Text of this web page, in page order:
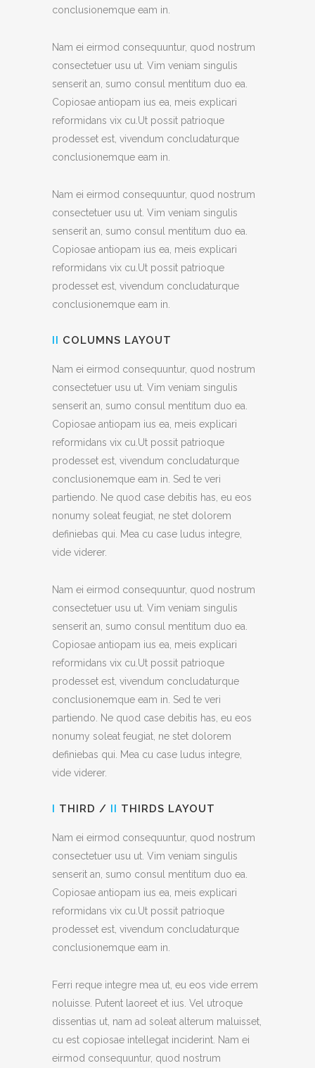
conclusionemque eam in.
Nam ei eirmod consequuntur, quod nostrum
consectetuer usu ut. Vim veniam singulis
senserit an, sumo consul mentitum duo ea.
Copiosae antiopam ius ea, meis explicari
reformidans vix cu.Ut possit patrioque
prodesset est, vivendum concludaturque
conclusionemque eam in.
Nam ei eirmod consequuntur, quod nostrum
consectetuer usu ut. Vim veniam singulis
senserit an, sumo consul mentitum duo ea.
Copiosae antiopam ius ea, meis explicari
reformidans vix cu.Ut possit patrioque
prodesset est, vivendum concludaturque
conclusionemque eam in.
II COLUMNS LAYOUT
Nam ei eirmod consequuntur, quod nostrum
consectetuer usu ut. Vim veniam singulis
senserit an, sumo consul mentitum duo ea.
Copiosae antiopam ius ea, meis explicari
reformidans vix cu.Ut possit patrioque
prodesset est, vivendum concludaturque
conclusionemque eam in. Sed te veri
partiendo. Ne quod case debitis has, eu eos
nonumy soleat feugiat, ne stet dolorem
definiebas qui. Mea cu case ludus integre,
vide viderer.
Nam ei eirmod consequuntur, quod nostrum
consectetuer usu ut. Vim veniam singulis
senserit an, sumo consul mentitum duo ea.
Copiosae antiopam ius ea, meis explicari
reformidans vix cu.Ut possit patrioque
prodesset est, vivendum concludaturque
conclusionemque eam in. Sed te veri
partiendo. Ne quod case debitis has, eu eos
nonumy soleat feugiat, ne stet dolorem
definiebas qui. Mea cu case ludus integre,
vide viderer.
I THIRD / II THIRDS LAYOUT
Nam ei eirmod consequuntur, quod nostrum
consectetuer usu ut. Vim veniam singulis
senserit an, sumo consul mentitum duo ea.
Copiosae antiopam ius ea, meis explicari
reformidans vix cu.Ut possit patrioque
prodesset est, vivendum concludaturque
conclusionemque eam in.
Ferri reque integre mea ut, eu eos vide errem
noluisse. Putent laoreet et ius. Vel utroque
dissentias ut, nam ad soleat alterum maluisset,
cu est copiosae intellegat inciderint. Nam ei
eirmod consequuntur, quod nostrum